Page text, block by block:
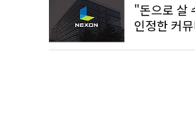
"돈으로 살
인정한 커